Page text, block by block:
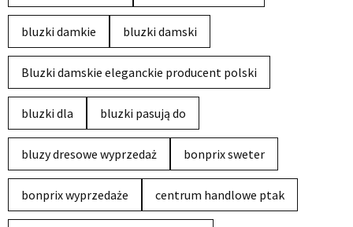
bluzki damkie bluzki damski
Bluzki damskie eleganckie producent polski
bluzki dla bluzki pasują do
bluzy dresowe wyprzedaż bonprix sweter
bonprix wyprzedaże centrum handlowe ptak